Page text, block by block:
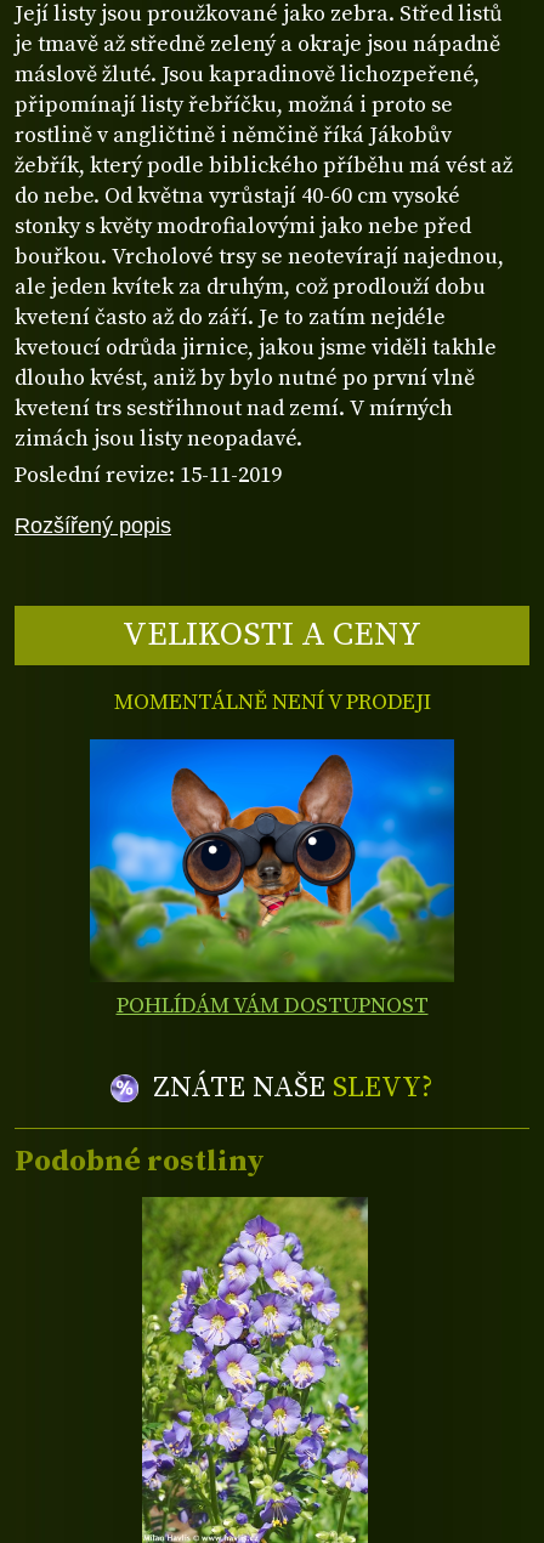
Rozšířený popis
Její listy jsou proužkované jako zebra. Střed listů
je tmavě až středně zelený a okraje jsou nápadně
máslově žluté. Jsou kapradinově lichozpeřené,
připomínají listy řebříčku, možná i proto se
rostlině v angličtině i němčině říká Jákobův
žebřík, který podle biblického příběhu má vést až
do nebe. Od května vyrůstají 40-60 cm vysoké
stonky s květy modrofialovými jako nebe před
bouřkou. Vrcholové trsy se neotevírají najednou,
ale jeden kvítek za druhým, což prodlouží dobu
kvetení často až do září. Je to zatím nejdéle
kvetoucí odrůda jirnice, jakou jsme viděli takhle
dlouho kvést, aniž by bylo nutné po první vlně
kvetení trs sestřihnout nad zemí. V mírných
zimách jsou listy neopadavé.
Poslední revize: 15-11-2019
VELIKOSTI A CENY
MOMENTÁLNĚ NENÍ V PRODEJI
POHLÍDÁM VÁM DOSTUPNOST
ZNÁTE NAŠE SLEVY?
Podobné rostliny